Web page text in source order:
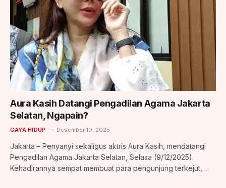
Aura Kasih Datangi Pengadilan Agama Jakarta
Selatan, Ngapain?
GAYA HIDUP Desember 10, 2025
Jakarta – Penyanyi sekaligus aktris Aura Kasih, mendatangi
Pengadilan Agama Jakarta Selatan, Selasa (9/12/2025).
Kehadirannya sempat membuat para pengunjung terkejut,…